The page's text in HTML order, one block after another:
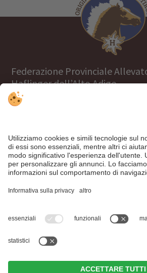
Federazione Provinciale
Haflinger dell’Alto Adige
Tel.
info@haflinger.eu
Al sito web Haflinger World!